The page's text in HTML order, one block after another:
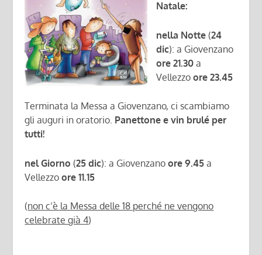
Natale:
nella Notte (24
dic): a Giovenzano
ore 21.30 a
Vellezzoore 23.45
Terminata la Messa a Giovenzano, ci scambiamo
gli auguri in oratorio. Panettone e vin brulé per
tutti!
nel Giorno (25 dic): a Giovenzanoore 9.45 a
Vellezzoore 11.15
(non c’è la Messa delle 18 perché ne vengono
celebrate già 4)